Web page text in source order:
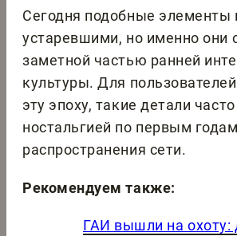
Сегодня подобные элементы
устаревшими, но именно они
заметной частью ранней
культуры. Для
эту эпоху, такие детали
ностальгией по первым
распространения сети.
Рекомендуем также:
ГАИ вышли на охоту: